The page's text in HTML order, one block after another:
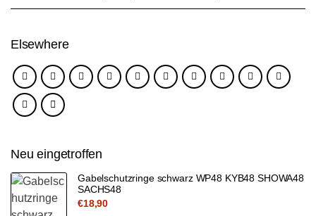
Elsewhere
Neu eingetroffen
Gabelschutzringe schwarz WP48 KYB48 SHOWA48
SACHS48
€18,90